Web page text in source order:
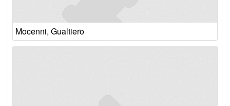
Mocenni, Gualtiero